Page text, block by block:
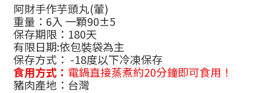
阿財手作芋頭丸(葷)
重量：6入 一顆90±5
保存期限：180天
有限日期:依包裝袋為主
保存方式： -18度以下冷凍保存
食用方式： 電鍋直接蒸煮約20分鐘即可食用！
豬肉產地：台灣